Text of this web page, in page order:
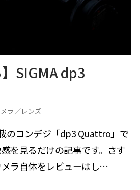
】SIGMA dp3
ラ／レンズ
のコンデジ「dp3 Quattro」で
を見るだけの記事です。さす
ラ自体をレビューはし…